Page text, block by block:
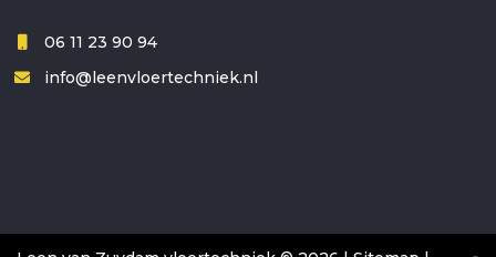
06 11 23 90 94
info@leenvloertechniek.nl